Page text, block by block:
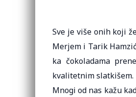
Sve je više onih koji
Merjem i Tarik
ka čokoladama
kvalitetnim slatkišem.
Mnogi od nas kažu